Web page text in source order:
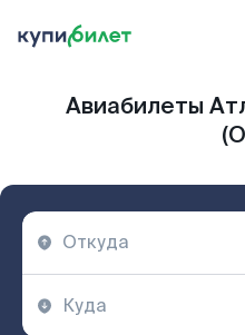
Авиабилеты